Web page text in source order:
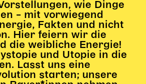
2025/26
wie Dinge
– mit vorwiegend
Fakten und nicht
Hier feiern wir die
die weibliche Energie!
und Utopie in die
Lasst uns eine
starten; unsere